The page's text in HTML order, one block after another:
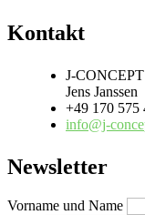
Kontakt
J-
Jens Janssen
+49 170 575
info@j-
Newsletter
Vorname und Name